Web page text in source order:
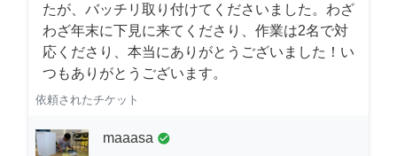
たが、バッチリ取り付けてくださいました。わざ
わざ年末に下見に来てくださり、作業は2名で対
応くださり、本当にありがとうございました！い
つもありがとうございます。
依頼されたチケット
maaasa check_circle